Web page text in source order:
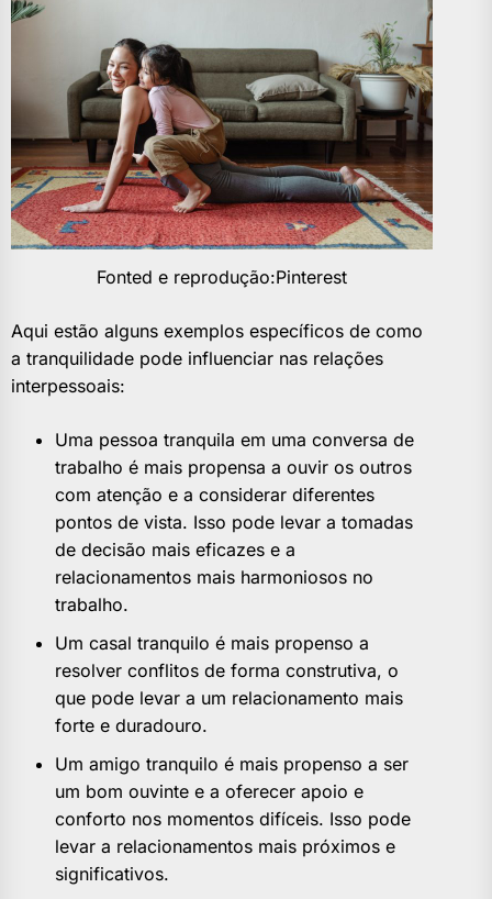
Fonted e reprodução:Pinterest
Aqui estão alguns exemplos específicos de como
a tranquilidade pode influenciar nas relações
interpessoais:
Uma pessoa tranquila em uma conversa de
trabalho é mais propensa a ouvir os outros
com atenção e a considerar diferentes
pontos de vista. Isso pode levar a tomadas
de decisão mais eficazes e a
relacionamentos mais harmoniosos no
trabalho.
Um casal tranquilo é mais propenso a
resolver conflitos de forma construtiva, o
que pode levar a um relacionamento mais
forte e duradouro.
Um amigo tranquilo é mais propenso a ser
um bom ouvinte e a oferecer apoio e
conforto nos momentos difíceis. Isso pode
levar a relacionamentos mais próximos e
significativos.